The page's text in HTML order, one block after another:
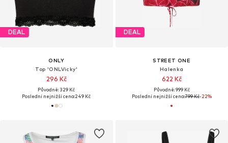
DEAL
ONLY
Top 'ONLVicky'
296 Kč
Původně: 329 Kč
Poslední nejnižší cena:249 Kč
DEAL
STREET ONE
Halenka
622 Kč
Původně: 999 Kč
Poslední nejnižší cena:799 Kč-22%